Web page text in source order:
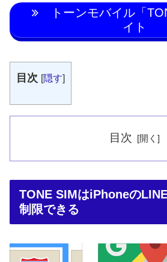
トーンモバイル「
イト
目次 [隠す]
目次
TONE SIMはiPhoneの
制限できる